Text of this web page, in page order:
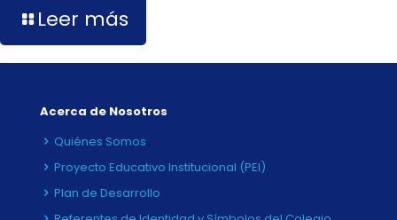
Leer más
Acerca de Nosotros
Quiénes Somos
Proyecto Educativo Institucional (PEI)
Plan de Desarrollo